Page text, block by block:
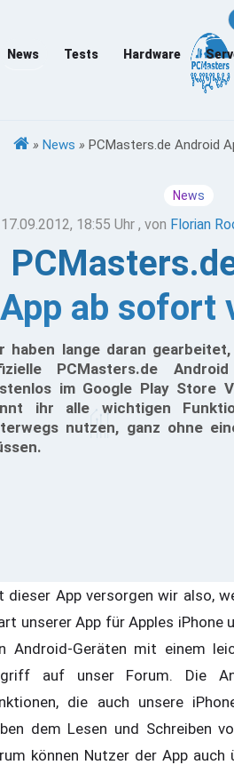
News Tests Hardware
» News » PCMasters.de Android
News
17.09.2012, 18:55 Uhr , von Florian
App ab sofort
haben lange daran
PCMasters.de
im Google Play Store
ihr alle wichtigen
nutzen, ganz ohne
dieser App versorgen wir also,
unserer App für Apples iPhone
Android-Geräten mit einem
auf unser Forum. Die
die auch unsere
dem Lesen und Schreiben
können Nutzer der App auch